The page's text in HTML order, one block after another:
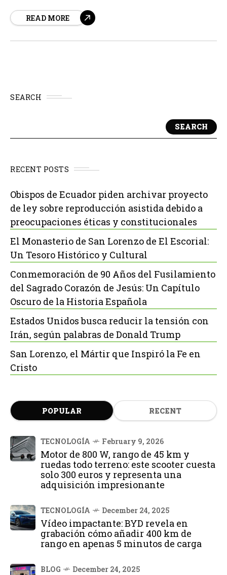
crecimiento del 6% interanual. Esto es especialmente
READ MORE
SEARCH
SEARCH
RECENT POSTS
Obispos de Ecuador piden archivar proyecto
de ley sobre reproducción asistida debido a
preocupaciones éticas y constitucionales
El Monasterio de San Lorenzo de El Escorial:
Un Tesoro Histórico y Cultural
Conmemoración de 90 Años del Fusilamiento
del Sagrado Corazón de Jesús: Un Capítulo
Oscuro de la Historia Española
Estados Unidos busca reducir la tensión con
Irán, según palabras de Donald Trump
San Lorenzo, el Mártir que Inspiró la Fe en
Cristo
POPULAR RECENT
TECNOLOGÍA February 9, 2026
Motor de 800 W, rango de 45 km y
ruedas todo terreno: este scooter cuesta
solo 300 euros y representa una
adquisición impresionante
TECNOLOGÍA December 24, 2025
Vídeo impactante: BYD revela en
grabación cómo añadir 400 km de
rango en apenas 5 minutos de carga
BLOG December 24, 2025